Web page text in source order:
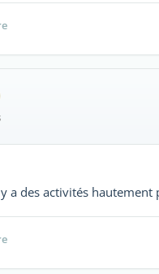
a des activités hautement